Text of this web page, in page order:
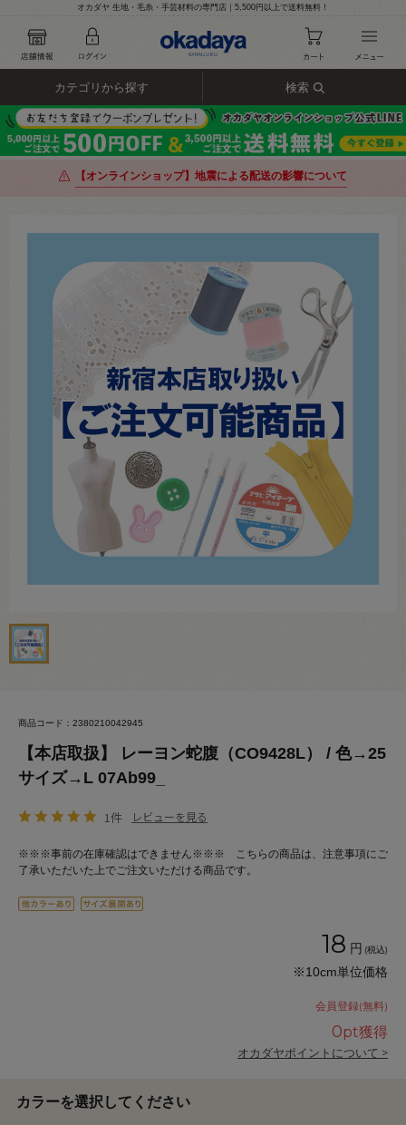
オカダヤ 生地・毛糸・手芸材料の専門店｜5,500円以上で送料無料！
カテゴリから探す 検索
【オンラインショップ】地震による配送の影響について
商品コード：2380210042945
【本店取扱】 レーヨン蛇腹（CO9428L） / 色→25
サイズ→L 07Ab99_
1件 レビューを見る
※※※事前の在庫確認はできません※※※ こちらの商品は、注意事項にご
了承いただいた上でご注文いただける商品です。
18 円 (税込)
※10cm単位価格
会員登録(無料)
0pt獲得
オカダヤポイントについて >
カラーを選択してください